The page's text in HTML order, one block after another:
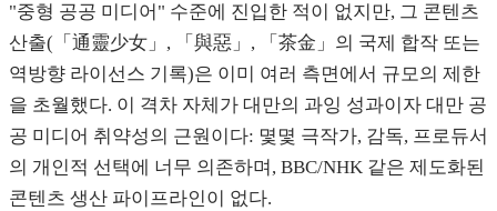
"중형 공공 미디어" 수준에 진입한 적이 없지만, 그 콘텐츠
산출(「通靈少女」, 「與惡」, 「茶金」의 국제 합작 또는
역방향 라이선스 기록)은 이미 여러 측면에서 규모의 제한
을 초월했다. 이 격차 자체가 대만의 과잉 성과이자 대만 공
공 미디어 취약성의 근원이다: 몇몇 극작가, 감독, 프로듀서
의 개인적 선택에 너무 의존하며, BBC/NHK 같은 제도화된
콘텐츠 생산 파이프라인이 없다.